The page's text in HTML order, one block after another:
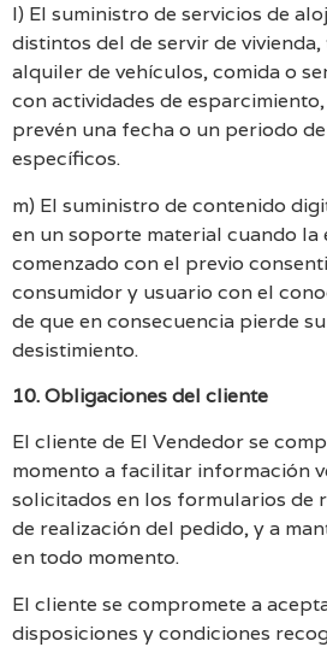
l) El suministro de servicios de
distintos del de servir de
alquiler de vehículos, comida o
con actividades de
prevén una fecha o un periodo
específicos.
m) El suministro de contenido
en un soporte material cuando la
comenzado con el previo
consumidor y usuario con el
de que en consecuencia pierde
desistimiento.
10. Obligaciones del cliente
El cliente de El Vendedor se
momento a facilitar información
solicitados en los formularios de
de realización del pedido, y a
en todo momento.
El cliente se compromete a
disposiciones y condiciones